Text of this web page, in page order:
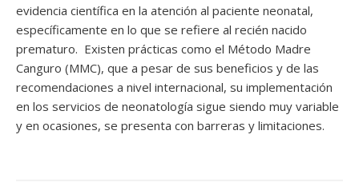
evidencia científica en la atención al paciente neonatal,
específicamente en lo que se refiere al recién nacido
prematuro. Existen prácticas como el Método Madre
Canguro (MMC), que a pesar de sus beneficios y de las
recomendaciones a nivel internacional, su implementación
en los servicios de neonatología sigue siendo muy variable
y en ocasiones, se presenta con barreras y limitaciones.